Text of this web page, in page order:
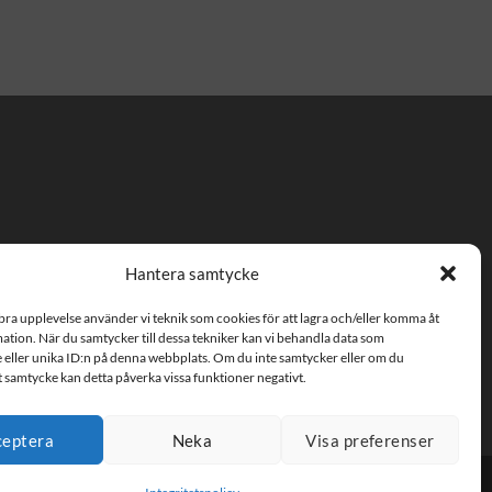
Hantera samtycke
upplevelse använder vi teknik som cookies för att lagra och/eller komma åt
När du samtycker till dessa tekniker kan vi behandla data som
unika ID:n på denna webbplats. Om du inte samtycker eller om du
kan detta påverka vissa funktioner negativt.
Neka Visa preferenser